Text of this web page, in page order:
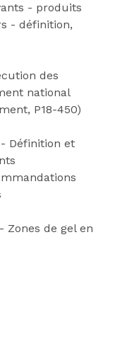
- produits
- définition,
des
national
P18-450)
- Définition et
Zones de gel en